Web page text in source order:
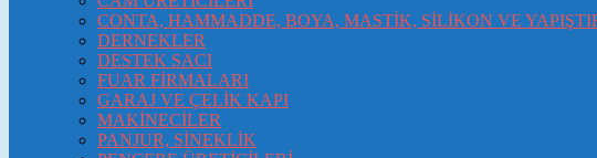
CONTA, HAMMADDE, BOYA, MASTİK, SİLİKON VE
DERNEKLER
DESTEK SACI
FUAR FİRMALARI
GARAJ VE ÇELİK KAPI
MAKİNECİLER
PANJUR, SİNEKLİK